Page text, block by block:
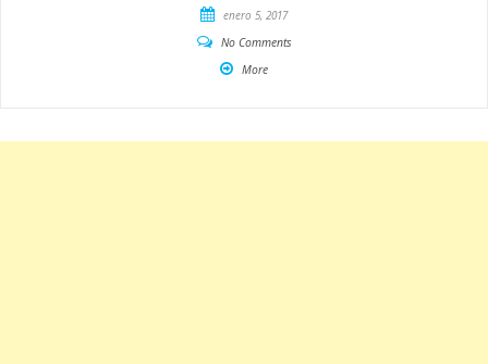
enero 5, 2017
No Comments
More